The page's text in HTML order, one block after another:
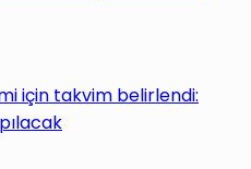
için takvim belirlendi: